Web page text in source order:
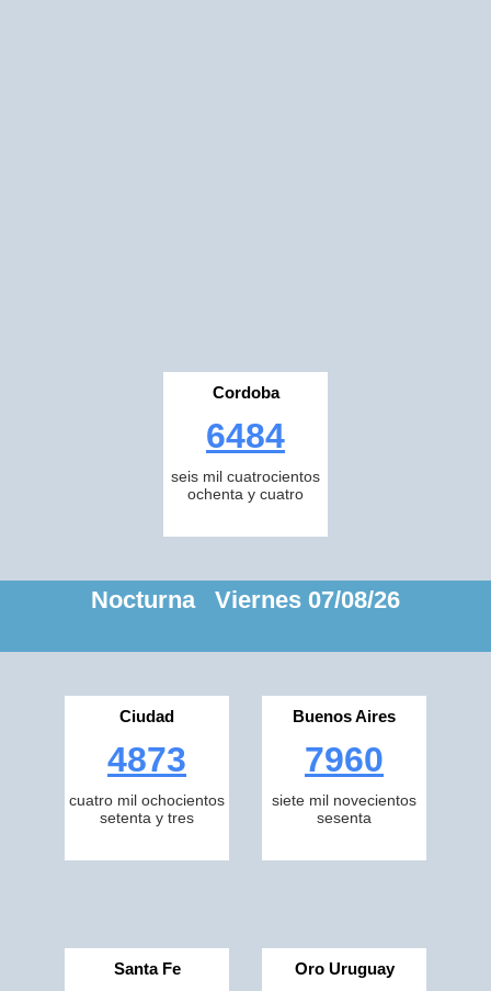
Cordoba
6484
seis mil cuatrocientos
ochenta y cuatro
Nocturna Viernes 07/08/26
Ciudad
4873
cuatro mil ochocientos
setenta y tres
Buenos Aires
7960
siete mil novecientos
sesenta
Santa Fe Oro Uruguay